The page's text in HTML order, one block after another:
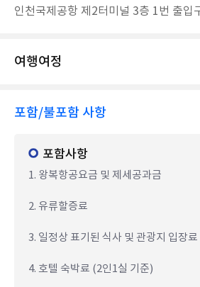
인천국제공항 제2터미널 3층 1번 출입
여행여정
포함/불포함 사항
포함사항
1. 왕복항공요금 및 제세공과금
2. 유류할증료
3. 일정상 표기된 식사 및 관광지 입장료
4. 호텔 숙박료 (2인1실 기준)